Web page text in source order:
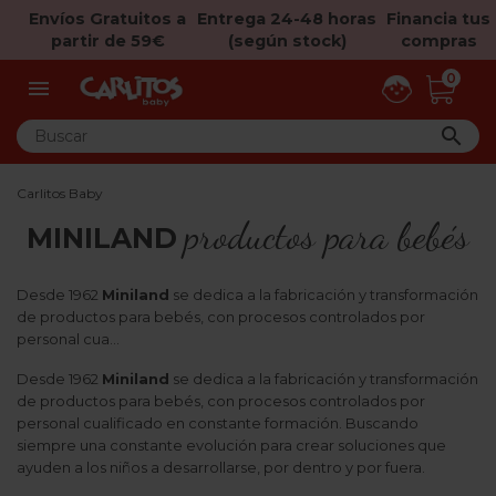
Envíos Gratuitos a
partir de 59€
Entrega 24-48 horas
(según stock)
Financia tus
compras
 0

Carlitos Baby
MINILAND productos para bebés
Desde 1962 Miniland se dedica a la fabricación y transformación
de productos para bebés, con procesos controlados por
personal cua...
Desde 1962 Miniland se dedica a la fabricación y transformación
de productos para bebés, con procesos controlados por
personal cualificado en constante formación. Buscando
siempre una constante evolución para crear soluciones que
ayuden a los niños a desarrollarse, por dentro y por fuera.